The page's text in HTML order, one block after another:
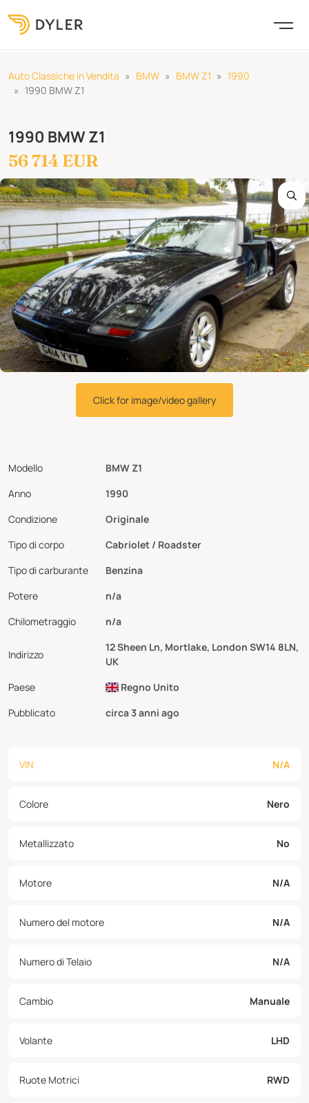
Auto Classiche in Vendita BMW BMW Z1
1990
1990 BMW Z1
1990 BMW Z1
56 714 EUR
Modello
BMW Z1
Anno
1990
Condizione
Originale
Tipo di corpo
Cabriolet / Roadster
Tipo di carburante
Benzina
Potere
n/a
Chilometraggio
n/a
Indirizzo
12 Sheen Ln, Mortlake, London SW14 8LN,
UK
Paese
Regno Unito
Pubblicato
circa 3 anni ago
Click for image/video gallery
VIN N/A
Colore Nero
Metallizzato No
Motore N/A
Numero del motore N/A
Numero di Telaio N/A
Cambio Manuale
Volante LHD
Ruote Motrici RWD